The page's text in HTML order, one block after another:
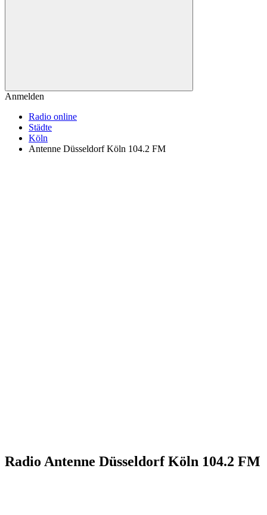
Anmelden
Radio online
Städte
Köln
Antenne Düsseldorf Köln 104.2 FM
Radio Antenne Düsseldorf Köln 104.2 FM